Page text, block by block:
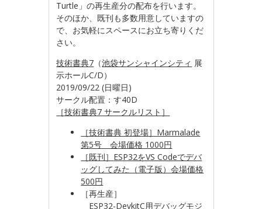
Turtle」の再生産分の配布を行います。
そのほか、既刊も多数用意していますの
で、お気軽にスペースにお立ち寄りくだ
さい。
技術書典7 （池袋サンシャインシティ 展
示ホールC/D）
2019/09/22 (日曜日)
サークル配置：す40D
［技術書典7 サークルリスト］
［技術書典 初登場］Marmalade
第5号 会場価格 1000円
［既刊］ ESP32をVS Codeでデバ
ッグしてみた（電子版）会場価格
500円
［再生産］
ESP32-DevkitC用デバッグモジ